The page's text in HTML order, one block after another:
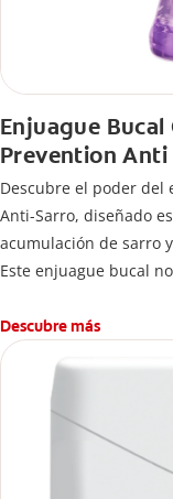
Enjuague
Prevention Anti
Descubre el poder del
Anti-Sarro, diseñado
acumulación de sarro
Este enjuague bucal
Descubre más